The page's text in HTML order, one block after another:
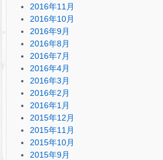
2016年11月
2016年10月
2016年9月
2016年8月
2016年7月
2016年4月
2016年3月
2016年2月
2016年1月
2015年12月
2015年11月
2015年10月
2015年9月